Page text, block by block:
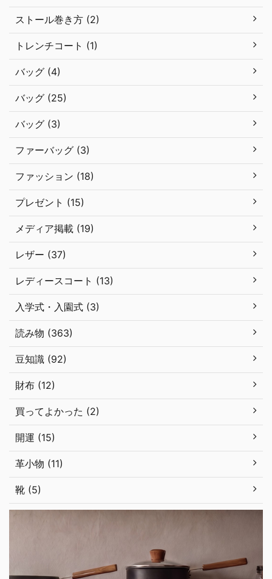
ストール巻き方 (2)
トレンチコート (1)
バッグ (4)
バッグ (25)
バッグ (3)
ファーバッグ (3)
ファッション (18)
プレゼント (15)
メディア掲載 (19)
レザー (37)
レディースコート (13)
入学式・入園式 (3)
読み物 (363)
豆知識 (92)
財布 (12)
買ってよかった (2)
開運 (15)
革小物 (11)
靴 (5)